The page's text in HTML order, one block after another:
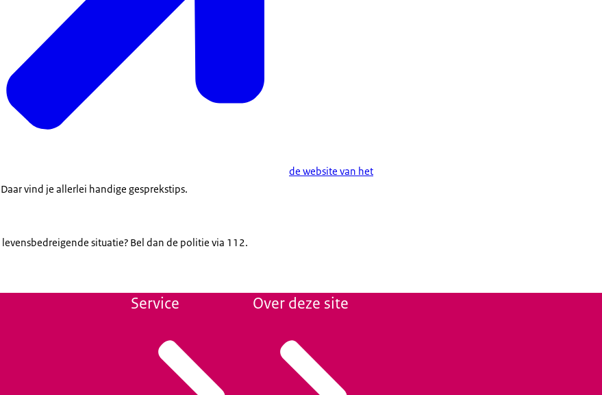
de website van het
Daar vind je allerlei handige gesprekstips.
levensbedreigende situatie? Bel dan de politie via 112.
Service Over deze site